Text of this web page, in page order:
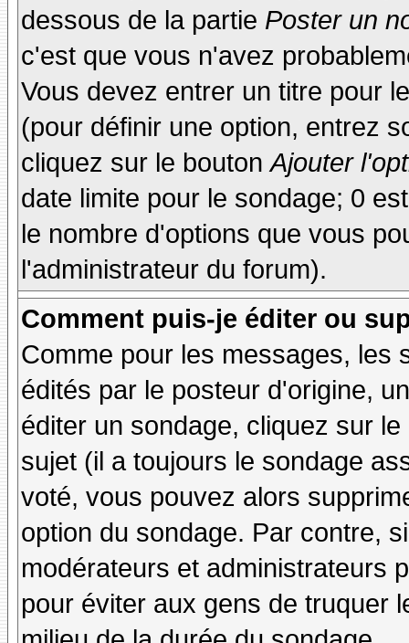
dessous de la partie Poster un
c'est que vous n'avez
Vous devez entrer un titre pour
(pour définir une option, entrez
cliquez sur le boutonAjouter
date limite pour le sondage; 0
le nombre d'options que vous
l'administrateur du forum).
Comment puis-je éditer ou
Comme pour les messages, les
édités par le posteur d'origine,
éditer un sondage, cliquez sur
sujet (il a toujours le sondage
voté, vous pouvez alors
option du sondage. Par contre,
modérateurs et administrateurs
pour éviter aux gens de truquer